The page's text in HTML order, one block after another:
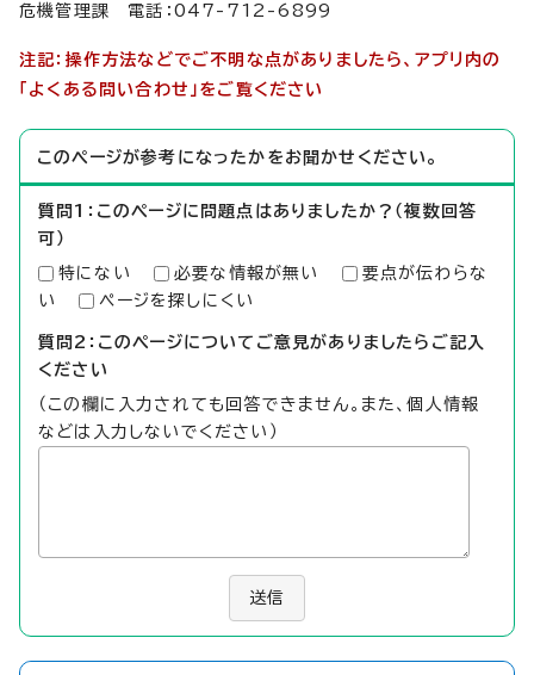
危機管理課 電話：047-712-6899
注記：操作方法などでご不明な点がありましたら、アプリ内の
「よくある問い合わせ」をご覧ください
このページが参考になったかをお聞かせください。
質問1：このページに問題点はありましたか？（複数回答
可）
特にない 必要な情報が無い
要点が伝わらな
い
ページを探しにくい
質問2：このページについてご意見がありましたらご記入
ください
（この欄に入力されても回答できません。また、個人情報
などは入力しないでください）
送信